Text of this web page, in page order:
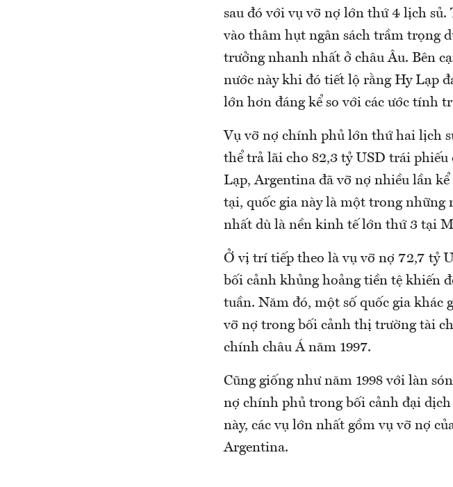
sau đó với vụ vỡ nợ lớn thứ 4 lịch sủ.
vào thâm hụt ngân sách trầm trọng
trưởng nhanh nhất ở châu Âu. Bên
nước này khi đó tiết lộ rằng Hy Lạp
lớn hơn đáng kể so với các ước tính
Vụ vỡ nợ chính phủ lớn thứ hai lịch
thể trả lãi cho 82,3 tỷ USD trái phiếu
Lạp, Argentina đã vỡ nợ nhiều lần
tại, quốc gia này là một trong những
nhất dù là nền kinh tế lớn thứ 3 tại
Ở vị trí tiếp theo là vụ vỡ nợ 72,7 tỷ
bối cảnh khủng hoảng tiền tệ khiến
tuần. Năm đó, một số quốc gia khác
vỡ nợ trong bối cảnh thị trường tài
chính châu Á năm 1997.
Cũng giống như năm 1998 với làn
nợ chính phủ trong bối cảnh đại dịch
này, các vụ lớn nhất gồm vụ vỡ nợ
Argentina.